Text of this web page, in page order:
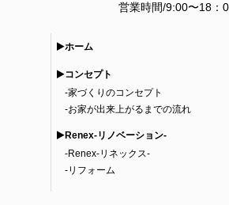
営業時間/9:00〜18：
ホーム
コンセプト
-家づくりのコンセプト
-お家が出来上がるまでの流れ
Renex-リノベーション-
-Renex-リネックス-
-リフォーム